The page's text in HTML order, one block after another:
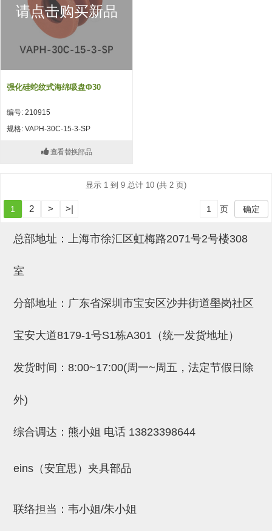
请点击购买新品
强化硅蛇纹式海绵吸盘Φ30
编号: 210915
规格: VAPH-30C-15-3-SP
查看替换部品
显示 1 到 9 总计 10 (共 2 页)
1 2 > >| 页 确定
总部地址：上海市徐汇区虹梅路2071号2号楼308
室
分部地址：广东省深圳市宝安区沙井街道壆岗社区
宝安大道8179-1号S1栋A301（统一发货地址）
发货时间：8:00~17:00(周一~周五，法定节假日除
外)
综合调达：熊小姐 电话 13823398644
eins（安宜思）夹具部品
联络担当：韦小姐/朱小姐
吸盘用配件(EP海绵、静电消除
片)
特殊吸盘(薄钢板可用)
带金具吸盘(扁平真空式)
带金具吸盘(长圆式)
交换用吸盘
吸着金具(细微型、微型)
吸着金具(附保持机能)
防转式金具(细微型、微型、小型)
固定式/微型气缸用/调整器(其他)
吸盘套吸盘
HNW系列